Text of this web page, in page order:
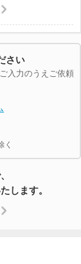
さい
入力のうえご依頼
く
します。